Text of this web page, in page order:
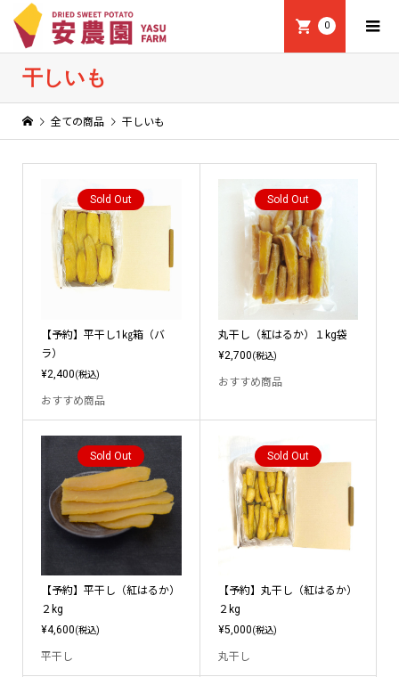
0
干しいも
全ての商品 干しいも
Sold Out
【予約】平干し1㎏箱（バ
ラ）
¥2,400(税込)
おすすめ商品
Sold Out
丸干し（紅はるか）１kg袋
¥2,700(税込)
おすすめ商品
Sold Out
【予約】平干し（紅はるか）
２kg
¥4,600(税込)
平干し
Sold Out
【予約】丸干し（紅はるか）
２kg
¥5,000(税込)
丸干し